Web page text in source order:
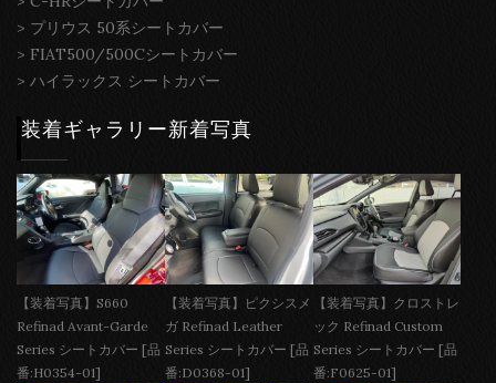
> プリウス 50系シートカバー
> FIAT500/500Cシートカバー
> ハイラックス シートカバー
装着ギャラリー新着写真
【装着写真】S660
Refinad Avant-Garde
Series シートカバー [品
番:H0354-01]
【装着写真】ピクシスメ
ガ Refinad Leather
Series シートカバー [品
番:D0368-01]
【装着写真】クロストレ
ック Refinad Custom
Series シートカバー [品
番:F0625-01]